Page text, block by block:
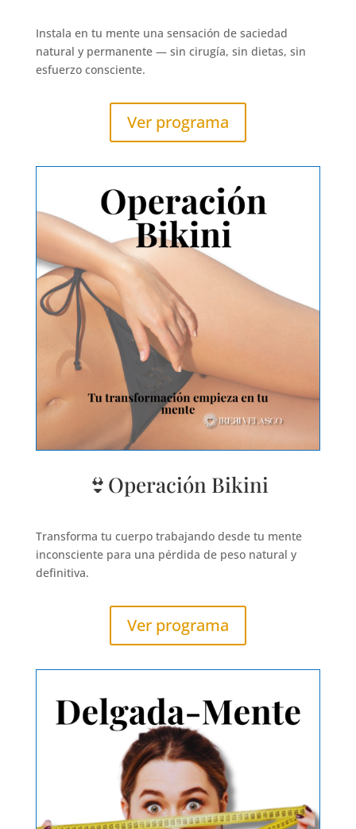
Instala en tu mente una sensación de saciedad
natural y permanente — sin cirugía, sin dietas, sin
esfuerzo consciente.
Ver programa
👙Operación Bikini
Transforma tu cuerpo trabajando desde tu mente
inconsciente para una pérdida de peso natural y
definitiva.
Ver programa